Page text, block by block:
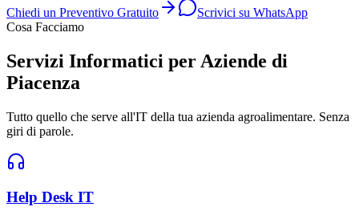
Chiedi un Preventivo Gratuito
Scrivici su WhatsApp
Cosa Facciamo
Servizi Informatici per Aziende di
Piacenza
Tutto quello che serve all'IT della tua azienda agroalimentare. Senza
giri di parole.
Help Desk IT